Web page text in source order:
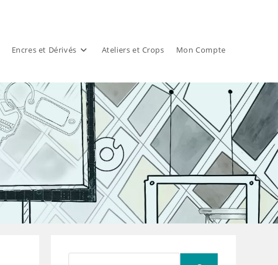
Encres et Dérivés Ateliers et Crops Mon Compte